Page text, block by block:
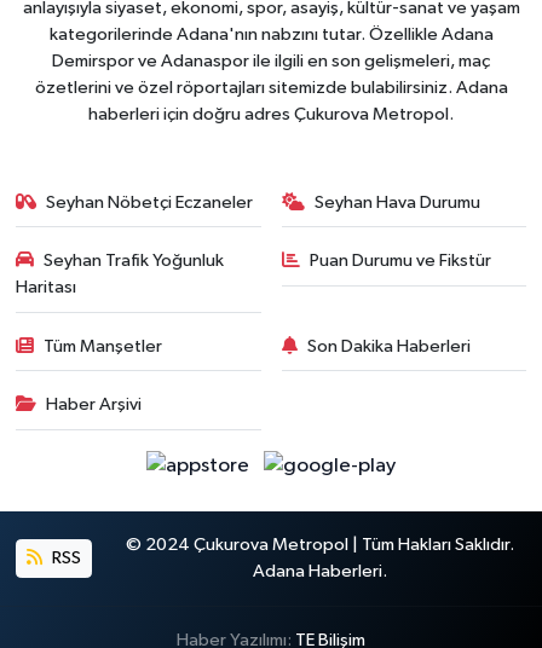
anlayışıyla siyaset, ekonomi, spor, asayiş, kültür-sanat ve yaşam
kategorilerinde Adana'nın nabzını tutar. Özellikle Adana
Demirspor ve Adanaspor ile ilgili en son gelişmeleri, maç
özetlerini ve özel röportajları sitemizde bulabilirsiniz. Adana
haberleri için doğru adres Çukurova Metropol.
Seyhan Nöbetçi Eczaneler Seyhan Hava Durumu
Seyhan Trafik Yoğunluk
Haritası
Puan Durumu ve Fikstür
Tüm Manşetler Son Dakika Haberleri
Haber Arşivi
RSS
© 2024 Çukurova Metropol | Tüm Hakları Saklıdır.
Adana Haberleri.
Haber Yazılımı: TE Bilişim